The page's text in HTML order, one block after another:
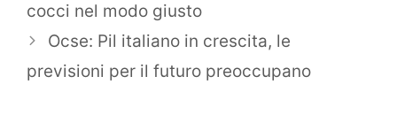
cocci nel modo giusto
Ocse: Pil italiano in crescita, le
previsioni per il futuro preoccupano